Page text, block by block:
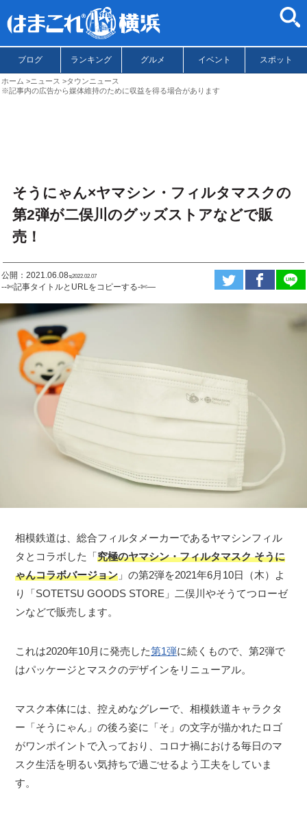
ブログ ランキング グルメ イベント スポット
ホーム ニュース
タウンニュース
※記事内の広告から媒体維持のために収益を得る場合があります
そうにゃん×ヤマシン・フィルタマスクの
第2弾が二俣川のグッズストアなどで販
売！
公開：2021.06.08ಇ2022.02.07
--✄記事タイトルとURLをコピーする-✄—
相模鉄道は、総合フィルタメーカーであるヤマシンフィル
タとコラボした「究極のヤマシン・フィルタマスク そうに
ゃんコラボバージョン 」の第2弾を2021年6月10日（木）よ
り「SOTETSU GOODS STORE」二俣川やそうてつローゼ
ンなどで販売します。
これは2020年10月に発売した第1弾に続くもので、第2弾で
はパッケージとマスクのデザインをリニューアル。
マスク本体には、控えめなグレーで、相模鉄道キャラクタ
ー「そうにゃん」の後ろ姿に「そ」の文字が描かれたロゴ
がワンポイントで入っており、コロナ禍における毎日のマ
スク生活を明るい気持ちで過ごせるよう工夫をしていま
す。